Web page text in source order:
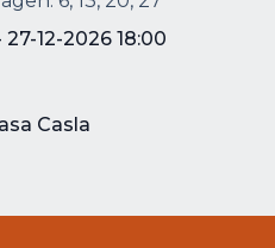
12-2026 18:00
Casla